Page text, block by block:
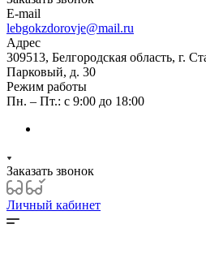
E-mail
lebgokzdorovje@mail.ru
Адрес
309513, Белгородская область, г.
Парковый, д. 30
Режим работы
Пн. – Пт.: с 9:00 до 18:00
Заказать звонок
Личный кабинет